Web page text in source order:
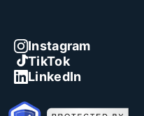
Instagram
TikTok
LinkedIn